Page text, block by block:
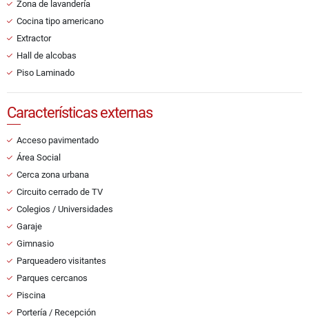
Zona de lavandería
Cocina tipo americano
Extractor
Hall de alcobas
Piso Laminado
Características externas
Acceso pavimentado
Área Social
Cerca zona urbana
Circuito cerrado de TV
Colegios / Universidades
Garaje
Gimnasio
Parqueadero visitantes
Parques cercanos
Piscina
Portería / Recepción